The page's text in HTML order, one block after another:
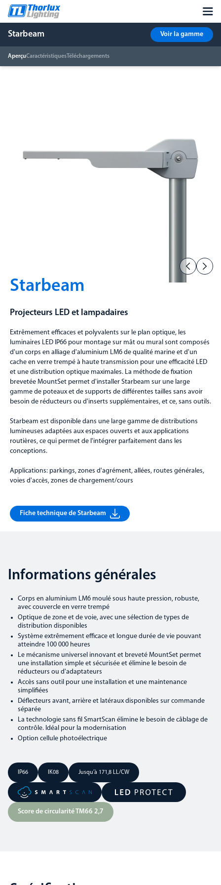
Starbeam
AperçuCaractéristiques Téléchargements
Voir la gamme
Starbeam
Projecteurs LED et lampadaires
Extrêmement efficaces et polyvalents sur le plan optique, les
luminaires LED IP66 pour montage sur mât ou mural sont composés
d'un corps en alliage d'aluminium LM6 de qualité marine et d'un
cache en verre trempé à haute transmission pour une efficacité LED
et une distribution optique maximales. La méthode de fixation
brevetée MountSet permet d'installer Starbeam sur une large
gamme de poteaux et de supports de différentes tailles sans avoir
besoin de réducteurs ou d'inserts supplémentaires, et ce, sans outils.
Starbeam est disponible dans une large gamme de distributions
lumineuses adaptées aux espaces ouverts et aux applications
routières, ce qui permet de l'intégrer parfaitement dans les
conceptions.
Applications: parkings, zones d'agrément, allées, routes générales,
voies d'accès, zones de chargement/cours
Fiche technique de Starbeam
Informations générales
Corps en aluminium LM6 moulé sous haute pression, robuste,
avec couvercle en verre trempé
Optique de zone et de voie, avec une sélection de types de
distribution disponibles
Système extrêmement efficace et longue durée de vie pouvant
atteindre 100 000 heures
Le mécanisme universel innovant et breveté MountSet permet
une installation simple et sécurisée et élimine le besoin de
réducteurs ou d'adaptateurs
Accès sans outil pour une installation et une maintenance
simplifiées
Déflecteurs avant, arrière et latéraux disponibles sur commande
séparée
La technologie sans fil SmartScan élimine le besoin de câblage de
contrôle. Idéal pour la modernisation
Option cellule photoélectrique
IP66 IK08 Jusqu’à 171,8 LL/CW
Score de circularité TM66 2,7